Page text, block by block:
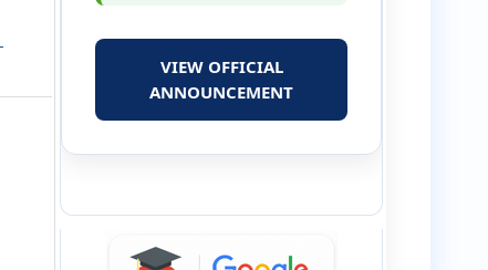
VIEW OFFICIAL
ANNOUNCEMENT